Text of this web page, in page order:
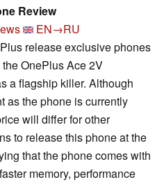
Review
EN→RU
release exclusive phones
OnePlus Ace 2V
a flagship killer. Although
as the phone is currently
will differ for other
to release this phone at the
that the phone comes with
memory, performance